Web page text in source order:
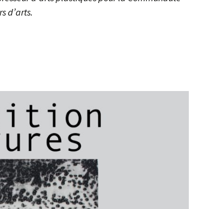
d’arts.